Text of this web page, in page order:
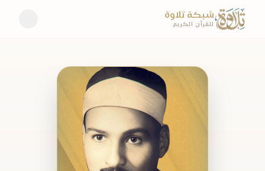
شبكة تلاوة
للقرآن الكريم